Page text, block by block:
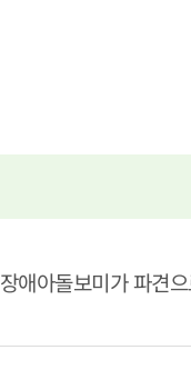
장애아돌보미가 파견